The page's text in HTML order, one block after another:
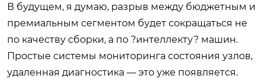
В будущем, я думаю, разрыв между бюджетным и
премиальным сегментом будет сокращаться не
по качеству сборки, а по ?интеллекту? машин.
Простые системы мониторинга состояния узлов,
удаленная диагностика — это уже появляется.